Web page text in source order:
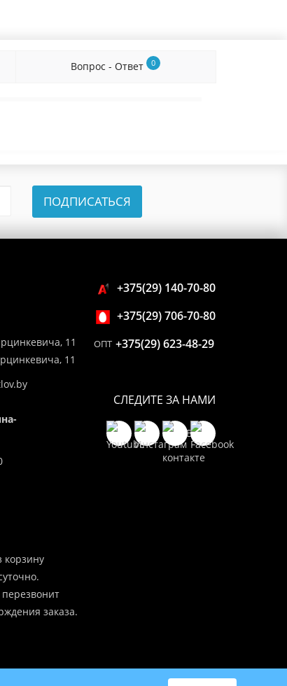
Вопрос - Ответ 0
ПОДПИСАТЬСЯ
11
11
корзину
заказа.
+375(29) 140-70-80
+375(29) 706-70-80
ОПТ +375(29) 623-48-29
СЛЕДИТЕ ЗА НАМИ